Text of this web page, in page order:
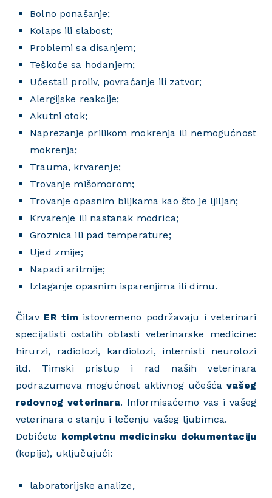
Bolno ponašanje;
Kolaps ili slabost;
Problemi sa disanjem;
Teškoće sa hodanjem;
Učestali proliv, povraćanje ili zatvor;
Alergijske reakcije;
Akutni otok;
Naprezanje prilikom mokrenja ili nemogućnost
mokrenja;
Trauma, krvarenje;
Trovanje mišomorom;
Trovanje opasnim biljkama kao što je ljiljan;
Krvarenje ili nastanak modrica;
Groznica ili pad temperature;
Ujed zmije;
Napadi aritmije;
Izlaganje opasnim isparenjima ili dimu.
Čitav ER tim istovremeno podržavaju i veterinari
specijalisti ostalih oblasti veterinarske medicine:
hirurzi, radiolozi, kardiolozi, internisti neurolozi
itd. Timski pristup i rad naših veterinara
podrazumeva mogućnost aktivnog učešćavašeg
redovnog veterinara. Informisaćemo vas i vašeg
veterinara o stanju i lečenju vašeg ljubimca.
Dobićete kompletnu medicinsku dokumentaciju
(kopije), uključujući:
laboratorijske analize,